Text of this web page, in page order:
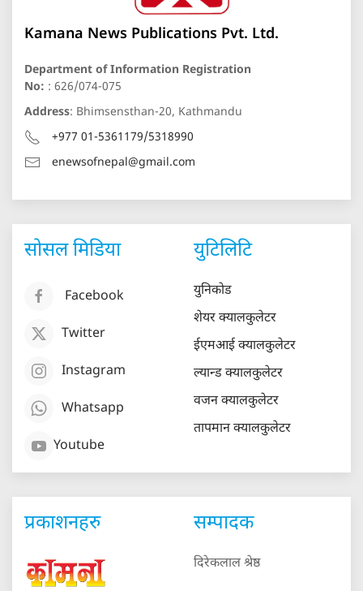
Kamana News Publications Pvt. Ltd.
Department of Information Registration
No: : 626/074-075
Address: Bhimsensthan-20, Kathmandu
+977 01-5361179/5318990
enewsofnepal@gmail.com
सोसल मिडिया
Facebook
Twitter
Instagram
Whatsapp
Youtube
युटिलिटि
युनिकोड
शेयर क्यालकुलेटर
ईएमआई क्यालकुलेटर
ल्यान्ड क्यालकुलेटर
वजन क्यालकुलेटर
तापमान क्यालकुलेटर
प्रकाशनहरु सम्पादक
दिरेकलाल श्रेष्ठ